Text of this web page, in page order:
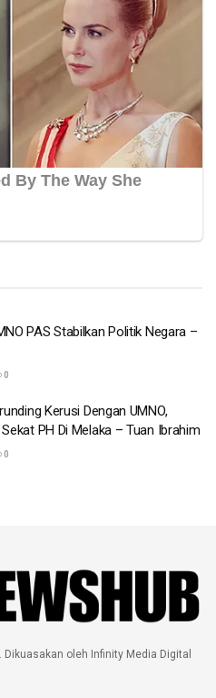
PAS Stabilkan Politik Negara –
0
Kerusi Dengan UMNO,
PH Di Melaka – Tuan Ibrahim
0
oleh Infinity Media Digital